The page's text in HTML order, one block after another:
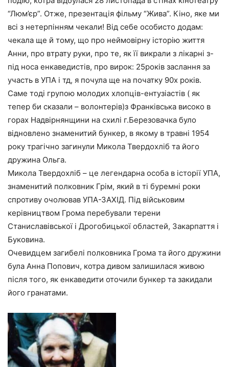
“Люм’єр”. Отже, презентація фільму “Жива”. Кіно, яке ми
всі з нетерпінням чекали! Від себе особисто додам:
чекала ще й тому, що про неймовірну історію життя
Анни, про втрату руки, про те, як її викрали з лікарні з-
під носа енкаведистів, про вирок: 25років заслання за
участь в УПА і тд, я почула ще на початку 90х років.
Саме тоді групою молодих хлопців-ентузіастів ( як
тепер би сказали – волонтерів)з Франківська високо в
горах Надвірнянщини на схилі г.Березовачка було
відновлено знаменитий бункер, в якому в травні 1954
року трагічно загинули Микола Твердохліб та його
дружина Ольга.
Микола Твердохліб – це легендарна особа в історії УПА,
знаменитий полковник Грім, який в ті буремні роки
спротиву очолював УПА-ЗАХІД. Під військовим
керівництвом Грома перебували терени
Станиславівської і Дрогобицької областей, Закарпаття і
Буковина.
Очевидцем загибелі полковника Грома та його дружини
була Анна Попович, котра дивом залишилася живою
після того, як енкаведити оточили бункер та закидали
його гранатами.